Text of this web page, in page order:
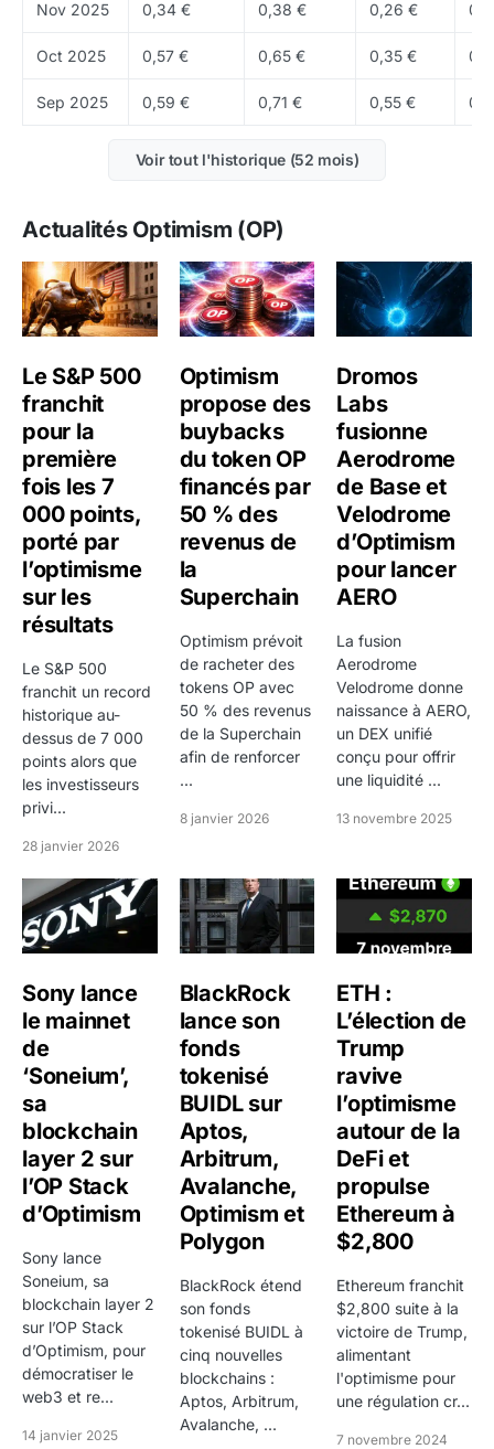
Tokenomics
LetokenOP sert à la gouvernance et aux incitations
53 % de la supply totale de 4,294 milliards.
Où acheter du OP ?
Coinbase et d'autresexchanges
Nov 2025 0,34 € 0,38 € 0,26 €
Oct 2025 0,57 € 0,65 € 0,35 €
Sep 2025 0,59 € 0,71 € 0,55 €
Voir tout l'historique (52 mois)
Actualités Optimism (OP)
Le S&P 500
franchit
pour la
première
fois les 7
000 points,
porté par
l’optimisme
sur les
résultats
Le S&P 500
franchit un record
historique au-
dessus de 7 000
points alors que
les investisseurs
privi...
28 janvier 2026
Optimism
propose des
buybacks
du token OP
financés par
50 % des
revenus de
la
Superchain
Optimism prévoit
de racheter des
tokens OP avec
50 % des revenus
de la Superchain
afin de renforcer
...
8 janvier 2026
Dromos
Labs
fusionne
Aerodrome
de Base et
Velodrome
d’Optimism
pour lancer
AERO
La fusion
Aerodrome
Velodrome donne
naissance à AERO,
un DEX unifié
conçu pour offrir
une liquidité ...
13 novembre 2025
Sony lance
le mainnet
de
‘Soneium’,
sa
blockchain
layer 2 sur
l’OP Stack
d’Optimism
Sony lance
Soneium, sa
blockchain layer 2
sur l’OP Stack
d’Optimism, pour
démocratiser le
web3 et re...
14 janvier 2025
BlackRock
lance son
fonds
tokenisé
BUIDL sur
Aptos,
Arbitrum,
Avalanche,
Optimism et
Polygon
BlackRock étend
son fonds
tokenisé BUIDL à
cinq nouvelles
blockchains :
Aptos, Arbitrum,
Avalanche, ...
ETH :
L’élection de
Trump
ravive
l’optimisme
autour de la
DeFi et
propulse
Ethereum à
$2,800
Ethereum franchit
$2,800 suite à la
victoire de Trump,
alimentant
l'optimisme pour
une régulation cr...
7 novembre 2024